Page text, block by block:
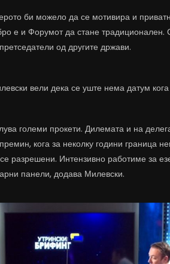
би можело да се мотивира и
е и Форумот да стане
од другите држави.
вели дека се уште нема датум
големи прокети. Дилемата и на
кога за неколку години граница
разрешени. Интензивно работиме за
панели, додава Милевски.